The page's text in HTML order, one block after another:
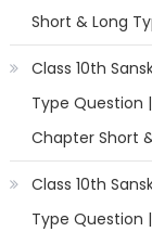
Short & Long
Class 10th
Type Question |
Chapter Short
Class 10th
Type Question |